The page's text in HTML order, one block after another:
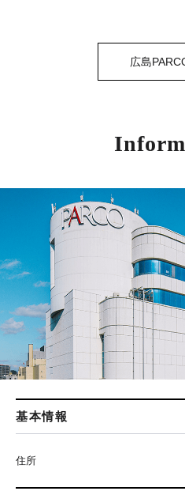
広島
基本情報
住所